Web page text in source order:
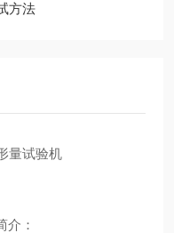
方法
介：